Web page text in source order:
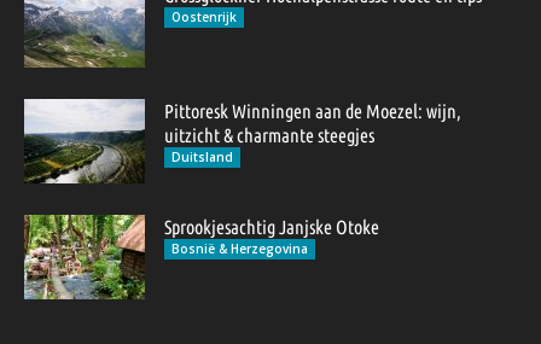
Oostenrijk
Pittoresk Winningen aan de Moezel: wijn,
uitzicht & charmante steegjes
Duitsland
Sprookjesachtig Janjske Otoke
Bosnië & Herzegovina